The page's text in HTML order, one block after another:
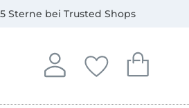
Sterne bei Trusted Shops
Anmelden
In deinem Konto
Deine
Du hast keine
Dein
Du hast